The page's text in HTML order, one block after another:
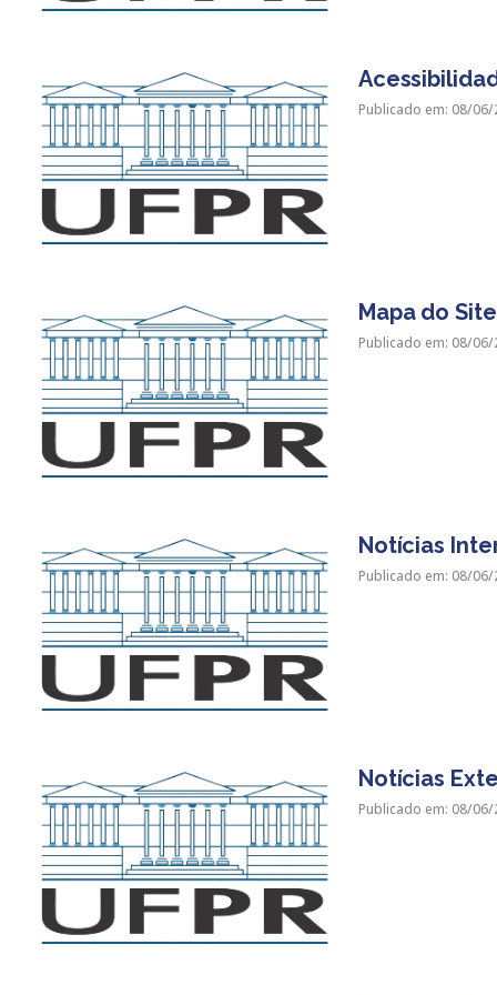
Publicado em: 08/06/
Mapa do Site
Publicado em: 08/06/
Notícias
Publicado em: 08/06/
Notícias
Publicado em: 08/06/